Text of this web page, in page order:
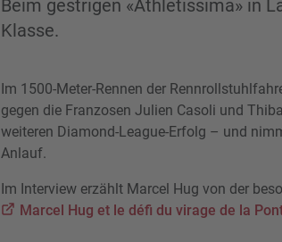
Beim gestrigen «Athletissima» in
Klasse.
Im 1500-Meter-Rennen der
gegen die Franzosen Julien Casoli und
weiteren Diamond-League-Erfolg – und
Anlauf.
Im Interview erzählt Marcel Hug von der
Marcel Hug et le défi du virage de la